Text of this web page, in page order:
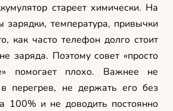
стареет химически. На
зарядки, температура, привычки
как часто телефон долго стоит
заряда. Поэтому совет «просто
помогает плохо. Важнее не
перегрев, не держать его без
100% и не доводить постоянно